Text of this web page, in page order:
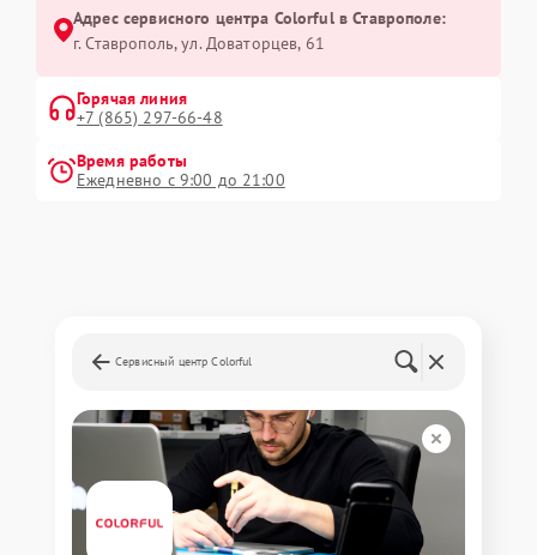
Адрес сервисного центра Colorful в Ставрополе:
г. Ставрополь, ул. Доваторцев, 61
Горячая линия
+7 (865) 297-66-48
Время работы
Ежедневно с 9:00 до 21:00
Сервисный центр Colorful